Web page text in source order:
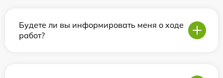
Будете ли вы информировать меня о ходе
работ?